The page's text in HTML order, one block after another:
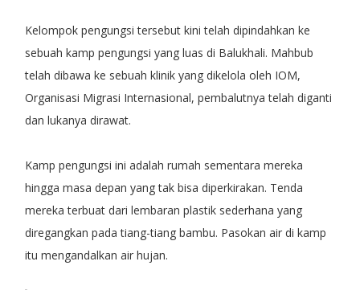
Kelompok pengungsi tersebut kini telah dipindahkan ke
sebuah kamp pengungsi yang luas di Balukhali. Mahbub
telah dibawa ke sebuah klinik yang dikelola oleh IOM,
Organisasi Migrasi Internasional, pembalutnya telah diganti
dan lukanya dirawat.
Kamp pengungsi ini adalah rumah sementara mereka
hingga masa depan yang tak bisa diperkirakan. Tenda
mereka terbuat dari lembaran plastik sederhana yang
diregangkan pada tiang-tiang bambu. Pasokan air di kamp
itu mengandalkan air hujan.